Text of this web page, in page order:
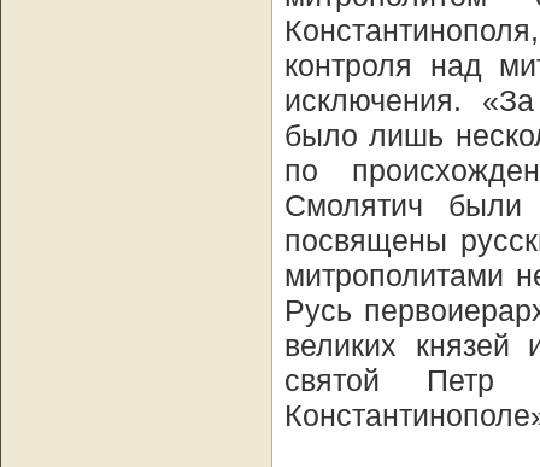
контроля над
исключения.
было лишь
по
Смолятич были
посвящены
митрополитами
Русь
великих
святой Петр